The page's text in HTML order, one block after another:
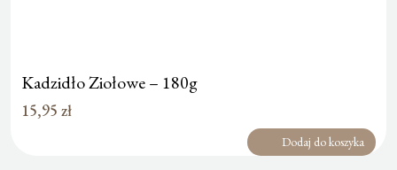
Kadzidło Ziołowe – 180g
15,95 zł
Dodaj do koszyka